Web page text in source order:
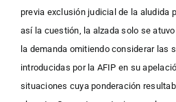
previa exclusión judicial de la aludida
así la cuestión, la alzada solo se
la demanda omitiendo considerar las
introducidas por la AFIP en su
situaciones cuya ponderación